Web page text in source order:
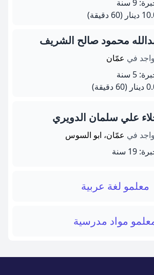
9 سنة
(60 دقيقة)
محمود صالح الشريف
في عمّان
5 سنة
(60 دقيقة)
علي سلمان الدويري
في عمّان، ابو السوس
19 سنة
معلمو لغة عربية
مواد مدرسية